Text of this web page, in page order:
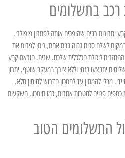
רכב בתשלומים
יתרונות רבים שהופכים אותה לפתרון פופולרי.
לשלם סכום גבוה בבת אחת, ניתן לפרוס את
ליכולת הכלכלית שלכם. שנית, הוראת קבע
יתבצעו בזמן וללא צורך במעקב שוטף. יתרון
מבלי להמתין עד לחסכון הדרוש למימון מלא.
פנויה למטרות אחרות, כמו חיסכון, השקעות
התשלומים הטוב